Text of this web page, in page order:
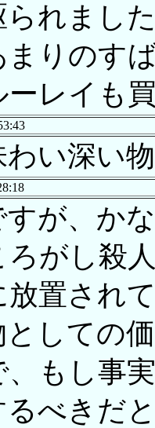
られまし
まりのす
ーレイも
わい深い
すが、か
ろがし殺
放置され
としての
、もし事
るべきだ